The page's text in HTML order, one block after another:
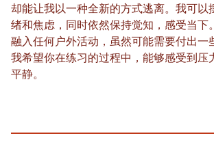
却能让我以一种全新的方式逃离。我可以
绪和焦虑，同时依然保持觉知，感受当下
融入任何户外活动，虽然可能需要付出一
我希望你在练习的过程中，能够感受到压
平静。